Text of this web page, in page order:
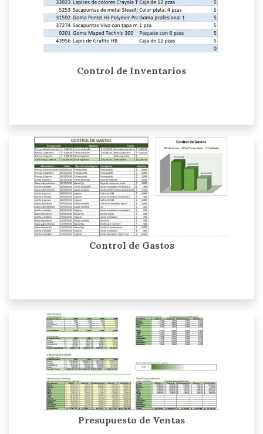
Control de Inventarios
Control de Gastos
Presupuesto de Ventas